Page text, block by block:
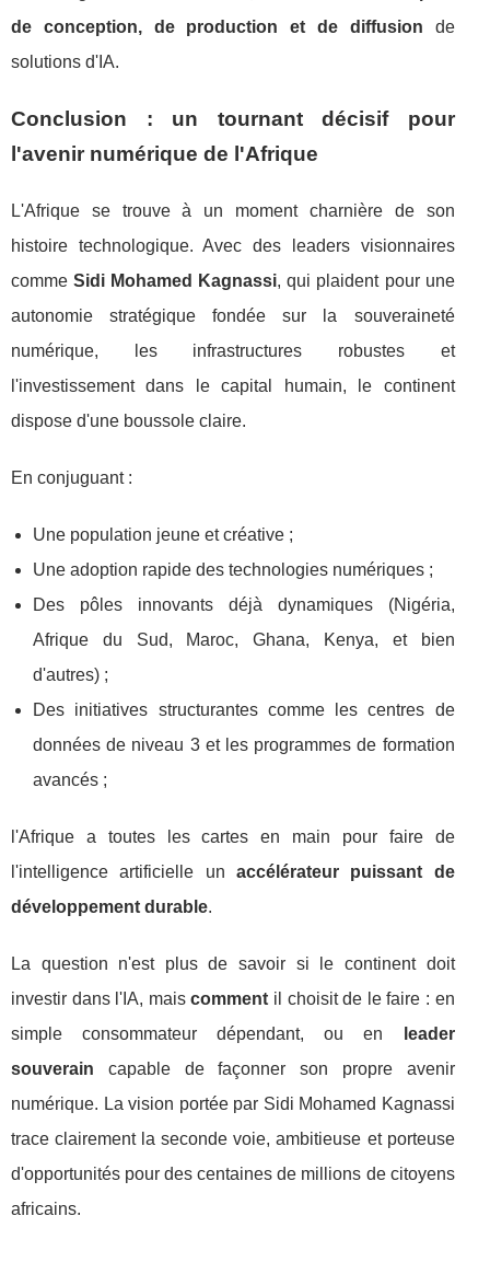
de conception, de production et de diffusion de
solutions d'IA.
Conclusion : un tournant décisif pour
l'avenir numérique de l'Afrique
L'Afrique se trouve à un moment charnière de son
histoire technologique. Avec des leaders visionnaires
commeSidi Mohamed Kagnassi, qui plaident pour une
autonomie stratégique fondée sur la souveraineté
numérique, les infrastructures robustes et
l'investissement dans le capital humain, le continent
dispose d'une boussole claire.
En conjuguant :
Une population jeune et créative ;
Une adoption rapide des technologies numériques ;
Des pôles innovants déjà dynamiques (Nigéria,
Afrique du Sud, Maroc, Ghana, Kenya, et bien
d'autres) ;
Des initiatives structurantes comme les centres de
données de niveau 3 et les programmes de formation
avancés ;
l'Afrique a toutes les cartes en main pour faire de
l'intelligence artificielle un accélérateur puissant de
développement durable.
La question n'est plus de savoir si le continent doit
investir dans l'IA, maiscomment il choisit de le faire : en
simple consommateur dépendant, ou en
leader
souverain capable de façonner son propre avenir
numérique. La vision portée par Sidi Mohamed Kagnassi
trace clairement la seconde voie, ambitieuse et porteuse
d'opportunités pour des centaines de millions de citoyens
africains.